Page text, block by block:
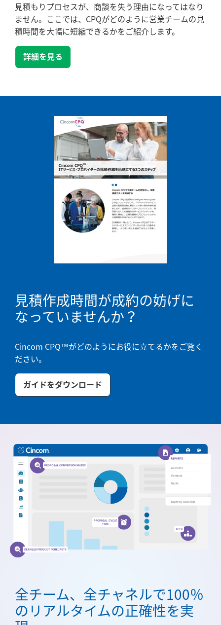
見積もりプロセスが、商談を失う理由になってはなり
ません。ここでは、CPQがどのように営業チームの見
積時間を大幅に短縮できるかをご紹介します。
詳細を見る
見積作成時間が成約の妨げに
なっていませんか？
Cincom CPQ™がどのようにお役に立てるかをご覧く
ださい。
ガイドをダウンロード
全チーム、全チャネルで100％
のリアルタイムの正確性を実